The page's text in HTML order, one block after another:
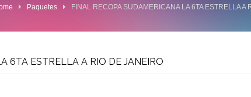
Paquetes FINAL RECOPA SUDAMERICANA LA 6TA ESTRELLA A
6TA ESTRELLA A RIO DE JANEIRO